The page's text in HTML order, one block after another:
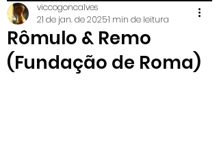
Rômulo & Remo
(Fundação de Roma)
viccogoncalves
21 de jan. de 20251 min de leitura